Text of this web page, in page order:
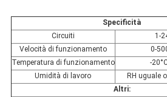
Specificità
Circuiti
1-
Velocità di funzionamento
0-
Temperatura di funzionamento
-
Umidità di lavoro
RH uguale
Altri: